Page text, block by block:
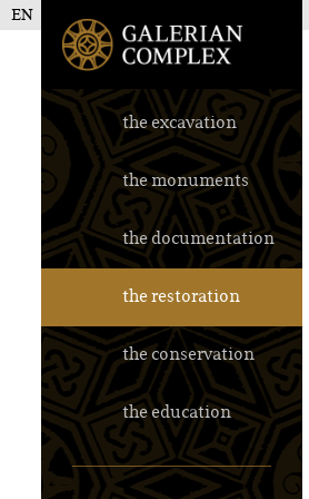
the excavation
the monuments
the documentation
the restoration
the conservation
the education
EN